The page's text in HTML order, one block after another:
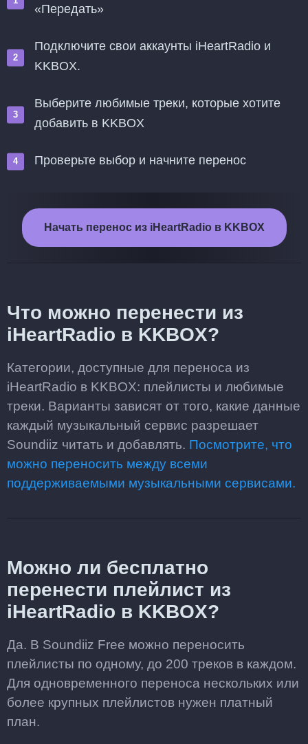
«Передать»
Подключите свои аккаунты iHeartRadio и
KKBOX.
Выберите любимые треки, которые хотите
добавить в KKBOX
Проверьте выбор и начните перенос
Начать перенос из iHeartRadio в KKBOX
Что можно перенести из
iHeartRadio в KKBOX?
Категории, доступные для переноса из
iHeartRadio в KKBOX: плейлисты и любимые
треки. Варианты зависят от того, какие данные
каждый музыкальный сервис разрешает
Soundiiz читать и добавлять. Посмотрите, что
можно переносить между всеми
поддерживаемыми музыкальными сервисами.
Можно ли бесплатно
перенести плейлист из
iHeartRadio в KKBOX?
Да. В Soundiiz Free можно переносить
плейлисты по одному, до 200 треков в каждом.
Для одновременного переноса нескольких или
более крупных плейлистов нужен платный
план.